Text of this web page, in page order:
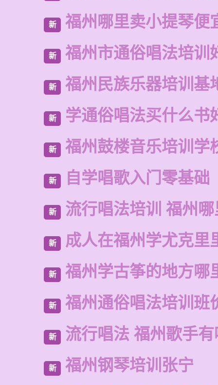
新 福州哪里卖小提琴便
新 福州市通俗唱法培训
新 福州民族乐器培训基
新 学通俗唱法买什么书
新 福州鼓楼音乐培训学
新 自学唱歌入门零基础
新 流行唱法培训 福州
新 成人在福州学尤克里
新 福州学古筝的地方哪
新 福州通俗唱法培训班
新 流行唱法 福州歌手
新 福州钢琴培训张宁